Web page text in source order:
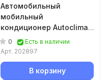
Автомобильный
мобильный
кондиционер Autoclima
Modula RT SLIM 24В
0
Есть в наличии
Арт. 202897
В корзину